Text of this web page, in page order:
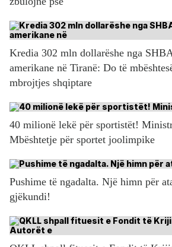
Kredia 302 mln dollarëshe nga
amerikane në Tiranë: Do të
mbrojtjes shqiptare
40 milionë lekë për sportistët!
Mbështetje për sportet joolimpike
Pushime të ngadalta. Një himn për
gjëkundi!